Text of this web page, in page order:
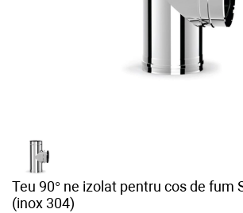
Teu 90° ne izolat pentru cos de fum
(inox 304)